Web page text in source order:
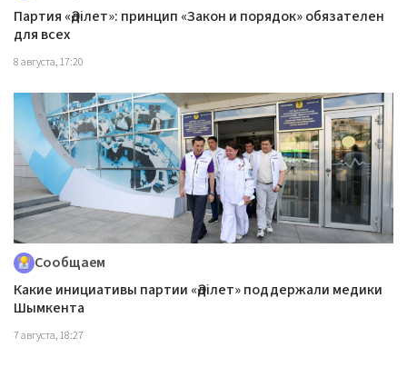
Партия «Әділет»: принцип «Закон и порядок» обязателен
для всех
8 августа, 17:20
Сообщаем
Какие инициативы партии «Әділет» поддержали медики
Шымкента
7 августа, 18:27